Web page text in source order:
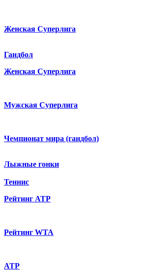
Женская Суперлига
Гандбол
Женская Суперлига
Мужская Суперлига
Чемпионат мира (гандбол)
Лыжные гонки
Теннис
Рейтинг ATP
Рейтинг WTA
ATP